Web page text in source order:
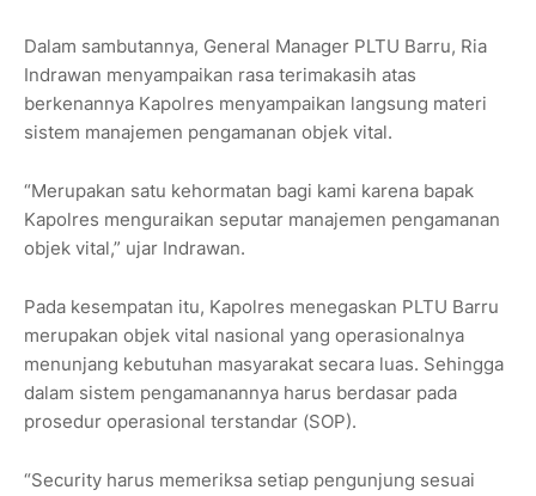
Dalam sambutannya, General Manager PLTU Barru, Ria
Indrawan menyampaikan rasa terimakasih atas
berkenannya Kapolres menyampaikan langsung materi
sistem manajemen pengamanan objek vital.
“Merupakan satu kehormatan bagi kami karena bapak
Kapolres menguraikan seputar manajemen pengamanan
objek vital,” ujar Indrawan.
Pada kesempatan itu, Kapolres menegaskan PLTU Barru
merupakan objek vital nasional yang operasionalnya
menunjang kebutuhan masyarakat secara luas. Sehingga
dalam sistem pengamanannya harus berdasar pada
prosedur operasional terstandar (SOP).
“Security harus memeriksa setiap pengunjung sesuai